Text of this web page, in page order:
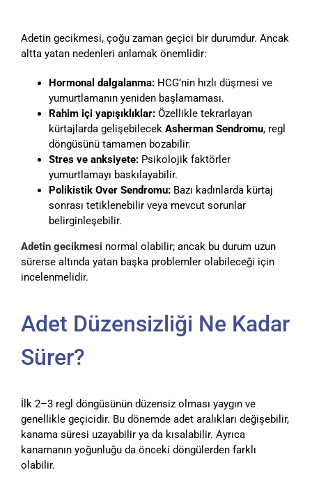
Adetin gecikmesi, çoğu zaman geçici bir durumdur. Ancak
altta yatan nedenleri anlamak önemlidir:
Hormonal dalgalanma: HCG’nin hızlı düşmesi ve
yumurtlamanın yeniden başlamaması.
Rahim içi yapışıklıklar: Özellikle tekrarlayan
kürtajlarda gelişebilecek Asherman Sendromu, regl
döngüsünü tamamen bozabilir.
Stres ve anksiyete: Psikolojik faktörler
yumurtlamayı baskılayabilir.
Polikistik Over Sendromu: Bazı kadınlarda kürtaj
sonrası tetiklenebilir veya mevcut sorunlar
belirginleşebilir.
Adetin gecikmesi normal olabilir; ancak bu durum uzun
sürerse altında yatan başka problemler olabileceği için
incelenmelidir.
Adet Düzensizliği Ne Kadar
Sürer?
İlk 2–3 regl döngüsünün düzensiz olması yaygın ve
genellikle geçicidir. Bu dönemde adet aralıkları değişebilir,
kanama süresi uzayabilir ya da kısalabilir. Ayrıca
kanamanın yoğunluğu da önceki döngülerden farklı
olabilir.